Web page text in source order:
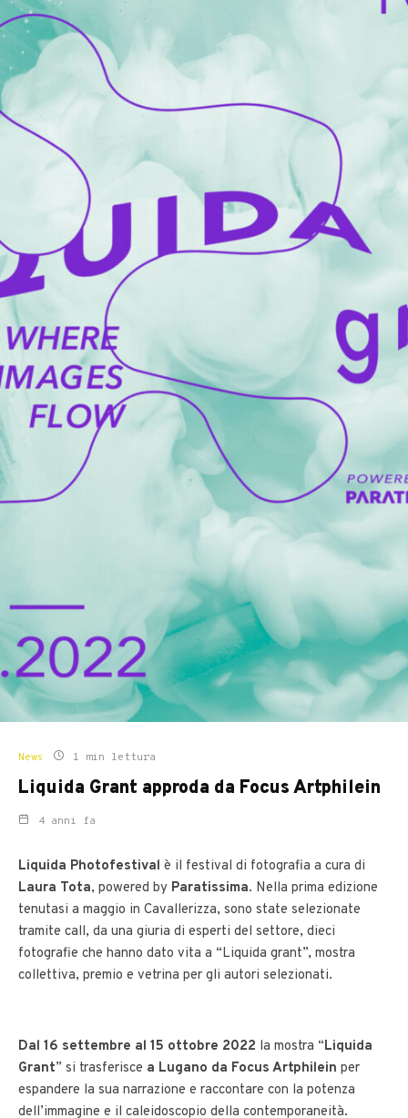
News 1 min lettura
Liquida Grant approda da Focus Artphilein
4 anni fa
Liquida Photofestival è il festival di fotografia a cura di
Laura Tota, powered by Paratissima. Nella prima edizione
tenutasi a maggio in Cavallerizza, sono state selezionate
tramite call, da una giuria di esperti del settore, dieci
fotografie che hanno dato vita a “Liquida grant”, mostra
collettiva, premio e vetrina per gli autori selezionati.
Dal 16 settembre al 15 ottobre 2022 la mostra “Liquida
Grant” si trasferisce a Lugano da Focus Artphilein per
espandere la sua narrazione e raccontare con la potenza
dell’immagine e il caleidoscopio della contemporaneità.